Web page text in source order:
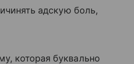
адскую боль,
которая буквально